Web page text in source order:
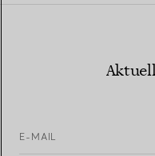
E-MAIL